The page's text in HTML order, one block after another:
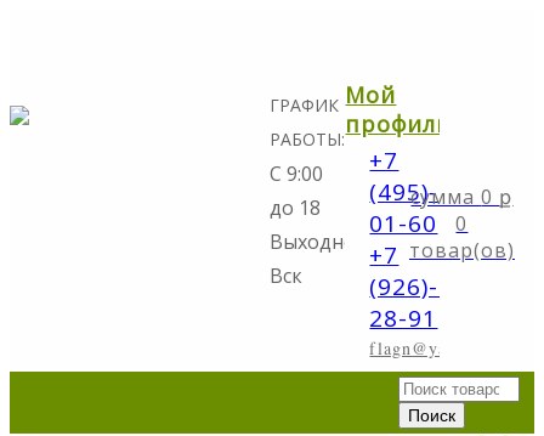
ГРАФИК
РАБОТЫ:
С 9:00
до 18
Выходной:
Вск
Мой
профиль
+7
(495)-298-
01-60
+7
(926)-773-
28-91
flagn@yandex.ru
0 ք
0
товар(ов)